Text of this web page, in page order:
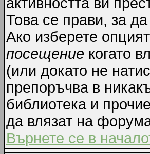
Това се прави, за
Ако изберете
посещение когато
(или докато не
препоръчва в
библиотека и
да влязат на
Върнете се в